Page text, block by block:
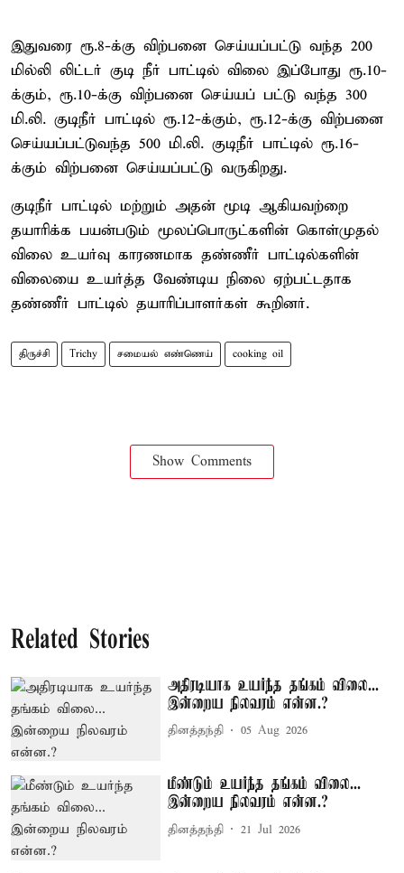
இதுவரை ரூ.8-க்கு விற்பனை செய்யப்பட்டு வந்த 200
மில்லி லிட்டர் குடி நீர் பாட்டில் விலை இப்போது ரூ.10-
க்கும், ரூ.10-க்கு விற்பனை செய்யப் பட்டு வந்த 300
மி.லி. குடிநீர் பாட்டில் ரூ.12-க்கும், ரூ.12-க்கு விற்பனை
செய்யப்பட்டுவந்த 500 மி.லி. குடிநீர் பாட்டில் ரூ.16-
க்கும் விற்பனை செய்யப்பட்டு வருகிறது.
குடிநீர் பாட்டில் மற்றும் அதன் மூடி ஆகியவற்றை
தயாரிக்க பயன்படும் மூலப்பொருட்களின் கொள்முதல்
விலை உயர்வு காரணமாக தண்ணீர் பாட்டில்களின்
விலையை உயர்த்த வேண்டிய நிலை ஏற்பட்டதாக
தண்ணீர் பாட்டில் தயாரிப்பாளர்கள் கூறினர்.
திருச்சி Trichy சமையல் எண்ணெய் cooking oil
Show Comments
Related Stories
அதிரடியாக உயர்ந்த தங்கம் விலை...
இன்றைய நிலவரம் என்ன.?
தினத்தந்தி 05 Aug 2026
மீண்டும் உயர்ந்த தங்கம் விலை...
இன்றைய நிலவரம் என்ன.?
தினத்தந்தி 21 Jul 2026